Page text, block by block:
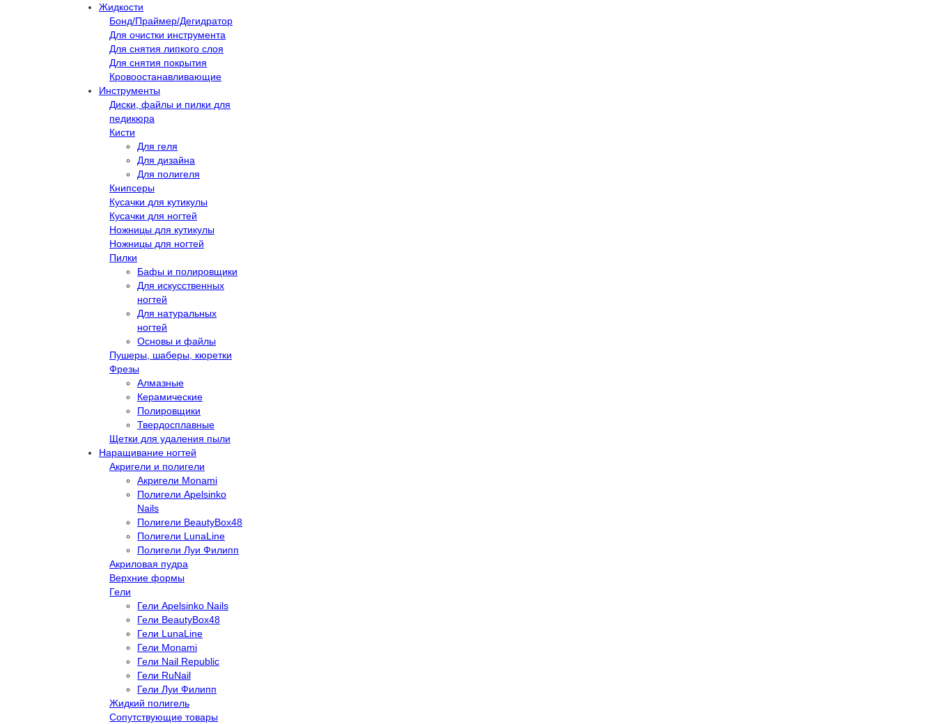
Жидкости
Бонд/Праймер/Дегидратор
Для очистки инструмента
Для снятия липкого слоя
Для снятия покрытия
Кровоостанавливающие
Инструменты
Диски, файлы и пилки для
педикюра
Кисти
Для геля
Для дизайна
Для полигеля
Книпсеры
Кусачки для кутикулы
Кусачки для ногтей
Ножницы для кутикулы
Ножницы для ногтей
Пилки
Бафы и полировщики
Для искусственных
ногтей
Для натуральных
ногтей
Основы и файлы
Пушеры, шаберы, кюретки
Фрезы
Алмазные
Керамические
Полировщики
Твердосплавные
Щетки для удаления пыли
Наращивание ногтей
Акригели и полигели
Акригели Monami
Полигели Apelsinko
Nails
Полигели BeautyBox48
Полигели LunaLine
Полигели Луи Филипп
Акриловая пудра
Верхние формы
Гели
Гели Apelsinko Nails
Гели BeautyBox48
Гели LunaLine
Гели Monami
Гели Nail Republic
Гели RuNail
Гели Луи Филипп
Жидкий полигель
Сопутствующие товары